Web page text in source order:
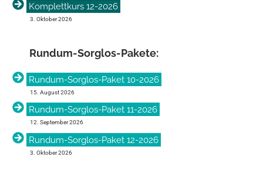
Komplettkurs 12-2026
3. Oktober 2026
Rundum-Sorglos-Pakete:
Rundum-Sorglos-Paket 10-2026
15. August 2026
Rundum-Sorglos-Paket 11-2026
12. September 2026
Rundum-Sorglos-Paket 12-2026
3. Oktober 2026